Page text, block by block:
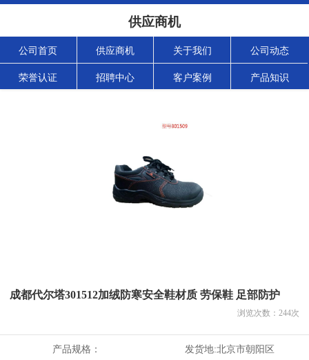
供应商机
公司首页 供应商机 关于我们 公司动态
荣誉认证 招聘中心 客户案例 产品知识
成都代尔塔301512加绒防寒安全鞋材质 劳保鞋 足部防护
浏览次数： 244次
产品规格： 发货地:北京市朝阳区